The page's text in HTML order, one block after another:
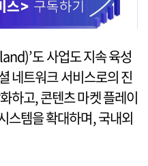
도 사업도 지속 육성
네트워크 서비스로의 진
하고, 콘텐츠 마켓 플레이
스템을 확대하며, 국내외